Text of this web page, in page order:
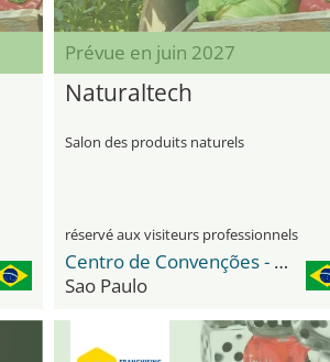
Prévue en juin 2027
Naturaltech
Salon des produits naturels
réservé aux visiteurs professionnels
Centro de Convenções - Distrito Anhembi
Sao Paulo